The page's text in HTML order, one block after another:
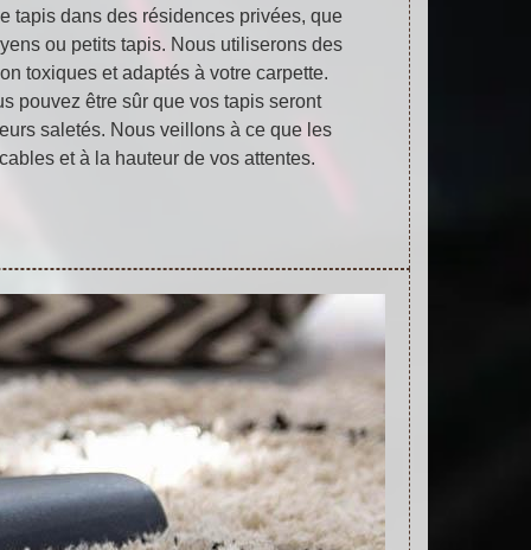
tapis dans des résidences privées, que
ou petits tapis. Nous utiliserons des
toxiques et adaptés à votre carpette.
pouvez être sûr que vos tapis seront
saletés. Nous veillons à ce que les
et à la hauteur de vos attentes.